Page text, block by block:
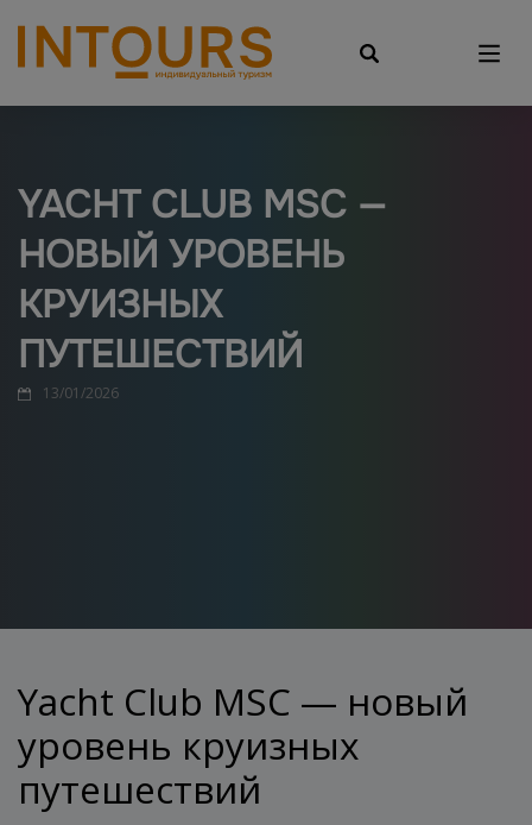
YACHT CLUB MSC —
НОВЫЙ УРОВЕНЬ
КРУИЗНЫХ
ПУТЕШЕСТВИЙ
13/01/2026
Yacht Club MSC — новый
уровень круизных
путешествий